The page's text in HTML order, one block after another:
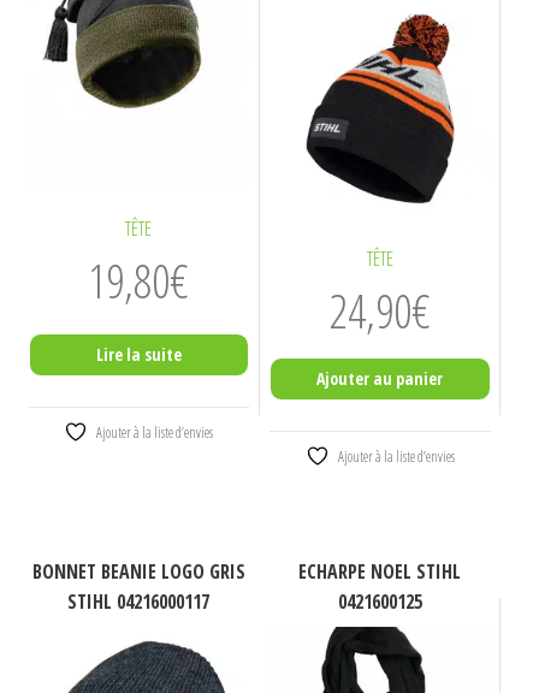
TÊTE
19,80€
Lire la suite
Ajouter à la liste d’envies
TÊTE
24,90€
Ajouter au panier
Ajouter à la liste d’envies
BONNET BEANIE LOGO GRIS
STIHL 04216000117
ECHARPE NOEL STIHL
0421600125